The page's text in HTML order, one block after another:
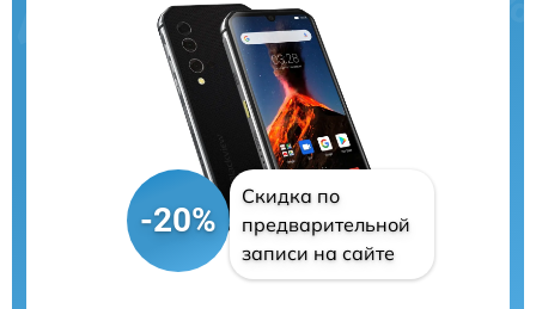
-20%
Скидка по
предварительной
записи на сайте